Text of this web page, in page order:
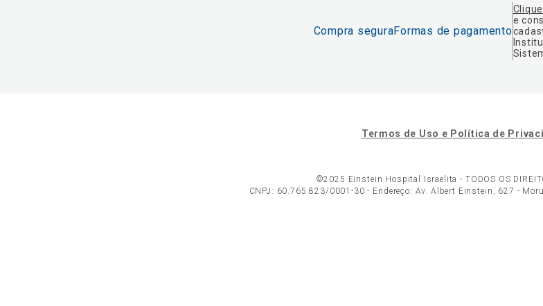
Compra seguraFormas de pagamento
e
Termos de Uso e Política de
©2025 Einstein Hospital Israelita - TODOS OS
CNPJ: 60.765.823/0001-30 - Endereço: Av. Albert Einstein, 627 -